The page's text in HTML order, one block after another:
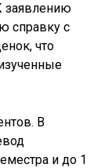
заявлению
справку с
что
В
и до 1